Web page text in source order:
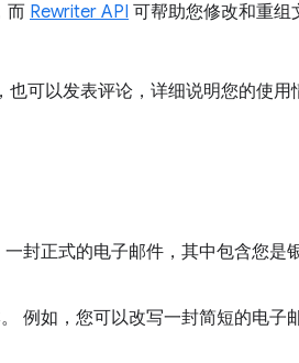
而 Rewriter API 可帮助您修改和重组
可以发表评论，详细说明您的使用
封正式的电子邮件，其中包含您是
例如，您可以改写一封简短的电子